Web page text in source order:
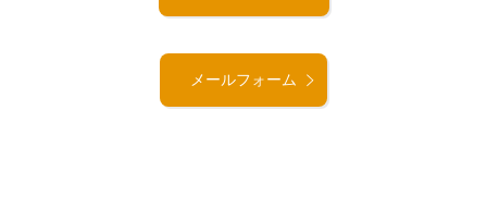
メールフォーム